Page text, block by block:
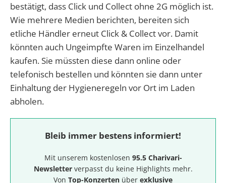
bestätigt, dass Click und Collect ohne 2G möglich ist.
Wie mehrere Medien berichten, bereiten sich
etliche Händler erneut Click & Collect vor. Damit
könnten auch Ungeimpfte Waren im Einzelhandel
kaufen. Sie müssten diese dann online oder
telefonisch bestellen und könnten sie dann unter
Einhaltung der Hygieneregeln vor Ort im Laden
abholen.
Bleib immer bestens informiert!
Mit unserem kostenlosen 95.5 Charivari-
Newsletterverpasst du keine Highlights mehr.
Von Top-Konzerten über exklusive